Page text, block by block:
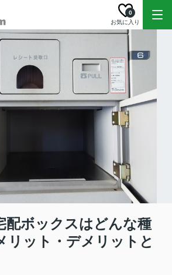
お気に入り
0
配ボックスはどんな種
リット・デメリットと